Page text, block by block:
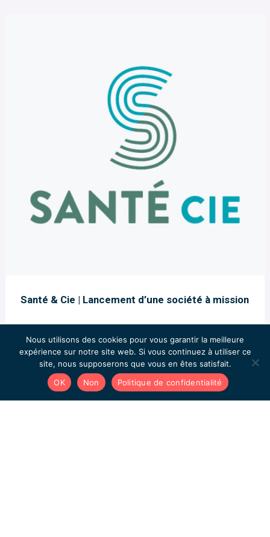
Santé & Cie | Lancement d’une société à mission
Nous utilisons des cookies pour vous garantir la meilleure
expérience sur notre site web. Si vous continuez à utiliser ce
site, nous supposerons que vous en êtes satisfait.
OK
Non Politique de confidentialité